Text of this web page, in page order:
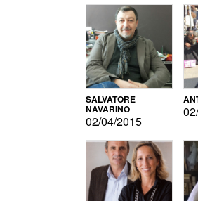
SALVATORE
NAVARINO
02/04/2015